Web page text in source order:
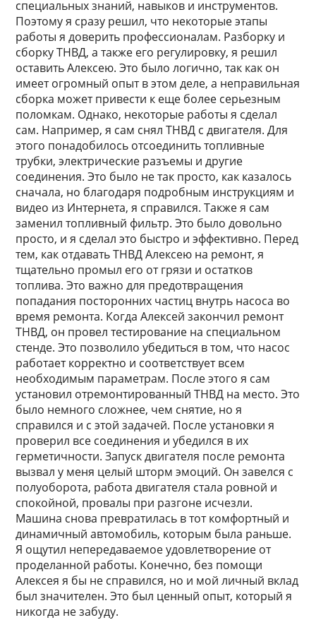
специальных знаний, навыков и инструментов.
Поэтому я сразу решил, что некоторые этапы
работы я доверить профессионалам. Разборку и
сборку ТНВД, а также его регулировку, я решил
оставить Алексею. Это было логично, так как он
имеет огромный опыт в этом деле, а неправильная
сборка может привести к еще более серьезным
поломкам. Однако, некоторые работы я сделал
сам. Например, я сам снял ТНВД с двигателя. Для
этого понадобилось отсоединить топливные
трубки, электрические разъемы и другие
соединения. Это было не так просто, как казалось
сначала, но благодаря подробным инструкциям и
видео из Интернета, я справился. Также я сам
заменил топливный фильтр. Это было довольно
просто, и я сделал это быстро и эффективно. Перед
тем, как отдавать ТНВД Алексею на ремонт, я
тщательно промыл его от грязи и остатков
топлива. Это важно для предотвращения
попадания посторонних частиц внутрь насоса во
время ремонта. Когда Алексей закончил ремонт
ТНВД, он провел тестирование на специальном
стенде. Это позволило убедиться в том, что насос
работает корректно и соответствует всем
необходимым параметрам. После этого я сам
установил отремонтированный ТНВД на место. Это
было немного сложнее, чем снятие, но я
справился и с этой задачей. После установки я
проверил все соединения и убедился в их
герметичности. Запуск двигателя после ремонта
вызвал у меня целый шторм эмоций. Он завелся с
полуоборота, работа двигателя стала ровной и
спокойной, провалы при разгоне исчезли.
Машина снова превратилась в тот комфортный и
динамичный автомобиль, которым была раньше.
Я ощутил непередаваемое удовлетворение от
проделанной работы. Конечно, без помощи
Алексея я бы не справился, но и мой личный вклад
был значителен. Это был ценный опыт, который я
никогда не забуду.